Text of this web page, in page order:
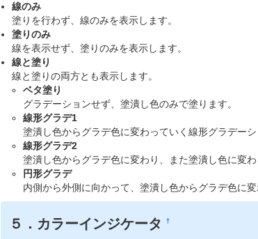
線のみ
塗りを行わず、線のみを表示します。
塗りのみ
線を表示せず、塗りのみを表示します。
線と塗り
線と塗りの両方とも表示します。
ベタ塗り
グラデーションせず、塗潰し色のみで塗ります。
線形グラデ1
塗潰し色からグラデ色に変わっていく線形グラデーシ
線形グラデ2
塗潰し色からグラデ色に変わり、また塗潰し色に変
円形グラデ
内側から外側に向かって、塗潰し色からグラデ色に
５．カラーインジケータ†